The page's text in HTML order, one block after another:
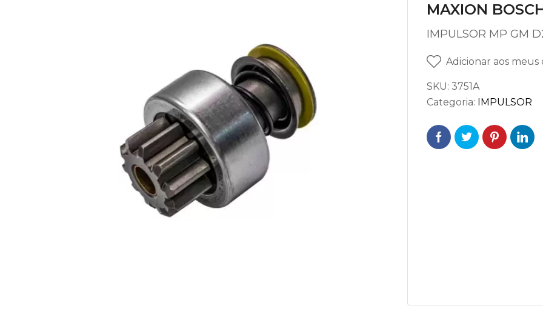
MAXION
IMPULSOR MP GM
Adicionar aos meus
SKU: 3751A
Categoria: IMPULSOR